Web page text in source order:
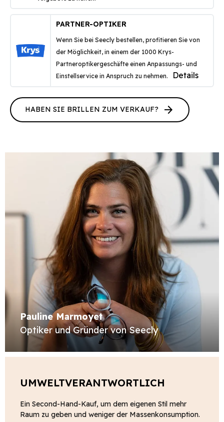
PARTNER-OPTIKER
Wenn Sie bei Seecly bestellen, profitieren Sie von
der Möglichkeit, in einem der 1000 Krys-
Partneroptikergeschäfte einen Anpassungs- und
Einstellservice in Anspruch zu nehmen.
Details
HABEN SIE BRILLEN ZUM VERKAUF? arrow_forward
Pauline Marmoyet
Optiker und Gründer von Seecly
UMWELTVERANTWORTLICH
Ein Second-Hand-Kauf, um dem eigenen Stil mehr
Raum zu geben und weniger der Massenkonsumption.